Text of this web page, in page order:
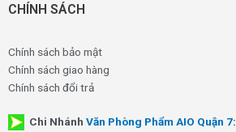
CHÍNH SÁCH
Chính sách bảo mật
Chính sách giao hàng
Chính sách đổi trả
Chi Nhánh Văn Phòng Phẩm AIO Quận 7: